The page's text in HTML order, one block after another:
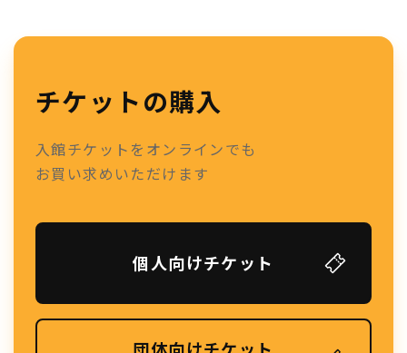
チケットの購入
入館チケットをオンラインでも
お買い求めいただけます
個人向けチケット
団体向けチケット